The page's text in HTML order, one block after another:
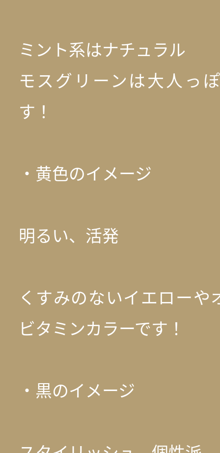
ミント系はナチュラル
モスグリーンは大人っ
す！
・黄色のイメージ
明るい、活発
くすみのないイエローや
ビタミンカラーです！
・黒のイメージ